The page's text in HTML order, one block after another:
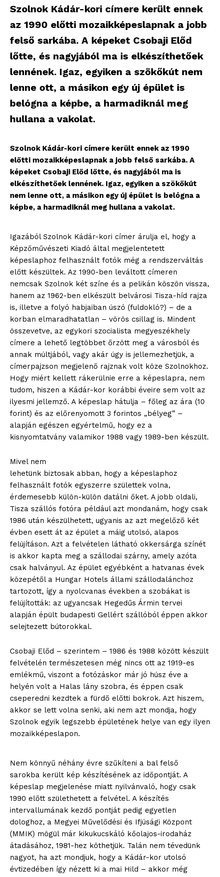
Szolnok Kádár-kori címere került ennek
az 1990 előtti mozaikképeslapnak a jobb
felső sarkába. A képeket Csobaji Előd
lőtte, és nagyjából ma is elkészíthetőek
lennének. Igaz, egyiken a szökőkút nem
lenne ott, a másikon egy új épület is
belógna a képbe, a harmadiknál meg
hullana a vakolat.
Szolnok Kádár-kori címere került ennek az 1990
előtti mozaikképeslapnak a jobb felső sarkába. A
képeket Csobaji Előd lőtte, és nagyjából ma is
elkészíthetőek lennének. Igaz, egyiken a szökőkút
nem lenne ott, a másikon egy új épület is belógna a
képbe, a harmadiknál meg hullana a vakolat.
Igazából Szolnok Kádár-kori címer árulja el, hogy a
Képzőművészeti Kiadó által megjelentetett
képeslaphoz felhasznált fotók még a rendszerváltás
előtt készültek. Az 1990-ben leváltott címeren
nemcsak Szolnok két színe és a pelikán köszön vissza,
hanem az 1962-ben elkészült belvárosi Tisza-híd rajza
is, illetve a folyó habjaiban úszó (fuldokló?) – de a
korban elmaradhatatlan – vörös csillag is. Mindent
összevetve, az egykori szocialista megyeszékhely
címere a lehető legtöbbet őrzött meg a városból és
annak múltjából, vagy akár úgy is jellemezhetjük, a
címerpajzson megjelenő rajznak volt köze Szolnokhoz.
Hogy miért kellett rákerülnie erre a képeslapra, nem
tudom, hiszen a Kádár-kor korábbi éveire sem volt az
ilyesmi jellemző. A képeslap hátulja – főleg az ára (10
forint) és az előrenyomott 3 forintos „bélyeg” –
alapján egészen egyértelmű, hogy ez a
kisnyomtatvány valamikor 1988 vagy 1989-ben készült.
Mivel nem
lehetünk biztosak abban, hogy a képeslaphoz
felhasznált fotók egyszerre születtek volna,
érdemesebb külön-külön datálni őket. A jobb oldali,
Tisza szállós fotóra például azt mondanám, hogy csak
1986 után készülhetett, ugyanis az azt megelőző két
évben esett át az épület a máig utolsó, alapos
felújításon. Azt a felvételen látható okkersárga színét
is akkor kapta meg a szállodai szárny, amely azóta
csak halványul. Az épület egyébként a hatvanas évek
közepétől a Hungar Hotels állami szállodalánchoz
tartozott, így a nyolcvanas években a szobákat is
felújították: az ugyancsak Hegedűs Ármin tervei
alapján épült budapesti Gellért szállóból éppen akkor
selejtezett bútorokkal.
Csobaji Előd – szerintem – 1986 és 1988 között készült
felvételén természetesen még nincs ott az 1919-es
emlékmű, viszont a fotózáskor már jó húsz éve a
helyén volt a Halas lány szobra, és éppen csak
cseperedni kezdtek a fürdő előtti bokrok. Azt hiszem,
akkor se lett volna senki, aki nem azt mondja, hogy
Szolnok egyik legszebb épületének helye van egy ilyen
mozaikképeslapon.
Nem könnyű néhány évre szűkíteni a bal felső
sarokba került kép készítésének az időpontját. A
képeslap megjelenése miatt nyilvánvaló, hogy csak
1990 előtt születhetett a felvétel. A készítés
intervallumának kezdő pontját pedig egyetlen
dologhoz, a Megyei Művelődési és Ifjúsági Központ
(MMIK) mögül már kikukucskáló kőolajos-irodaház
átadásához, 1981-hez köthetjük. Talán nem tévedünk
nagyot, ha azt mondjuk, hogy a Kádár-kor utolsó
évtizedében így nézett ki a mai Hild – akkor még